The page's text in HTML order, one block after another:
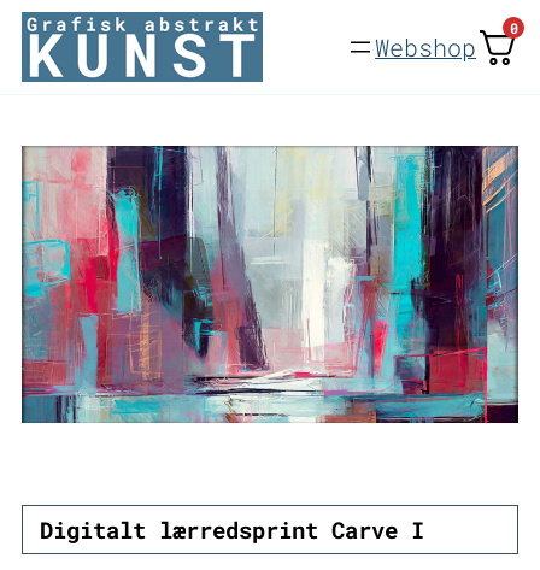
Spring
til
Webshop
0
Digitalt lærredsprint Carve I